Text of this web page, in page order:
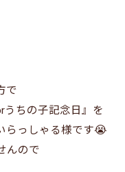
で
うちの子記念日』を
らっしゃる様です😭
んので